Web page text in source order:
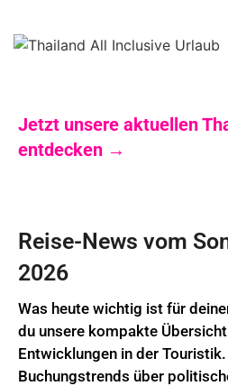
Jetzt unsere aktuellen
entdecken →
Reise-News vom
2026
Was heute wichtig ist für
du unsere kompakte
Entwicklungen in der
Buchungstrends über